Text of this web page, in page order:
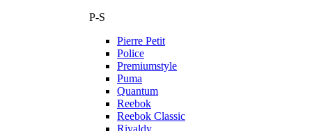
P-S
Pierre Petit
Police
Premiumstyle
Puma
Quantum
Reebok
Reebok Classic
Rivaldy